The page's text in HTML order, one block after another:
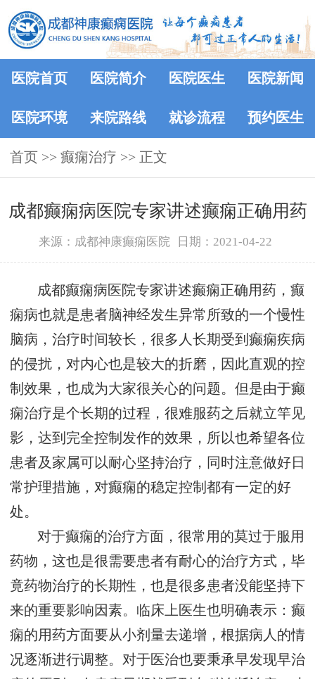
医院首页 医院简介 医院医生 医院新闻
医院环境 来院路线 就诊流程 预约医生
首页 >> 癫痫治疗 >> 正文
成都癫痫病医院专家讲述癫痫正确用药
来源：成都神康癫痫医院 日期：2021-04-22
成都癫痫病医院专家讲述癫痫正确用药，癫
痫病也就是患者脑神经发生异常所致的一个慢性
脑病，治疗时间较长，很多人长期受到癫痫疾病
的侵扰，对内心也是较大的折磨，因此直观的控
制效果，也成为大家很关心的问题。但是由于癫
痫治疗是个长期的过程，很难服药之后就立竿见
影，达到完全控制发作的效果，所以也希望各位
患者及家属可以耐心坚持治疗，同时注意做好日
常护理措施，对癫痫的稳定控制都有一定的好
处。
对于癫痫的治疗方面，很常用的莫过于服用
药物，这也是很需要患者有耐心的治疗方式，毕
竟药物治疗的长期性，也是很多患者没能坚持下
来的重要影响因素。临床上医生也明确表示：癫
痫的用药方面要从小剂量去递增，根据病人的情
况逐渐进行调整。对于医治也要秉承早发现早治